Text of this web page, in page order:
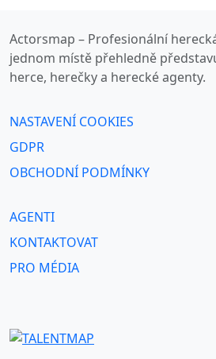
Actorsmap – Profesionální
jednom místě přehledně
herce, herečky a herecké agenty.
NASTAVENÍ COOKIES
GDPR
OBCHODNÍ PODMÍNKY
AGENTI
KONTAKTOVAT
PRO MÉDIA